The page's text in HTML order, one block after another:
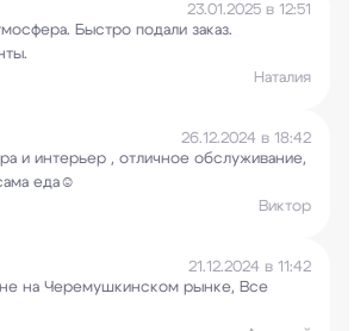
23.01.2025 в 12:51
Быстро подали заказ.
Наталия
26.12.2024 в 18:42
и интерьер , отличное обслуживание,
еда☺️
Виктор
21.12.2024 в 11:42
на Черемушкинском рынке, Все